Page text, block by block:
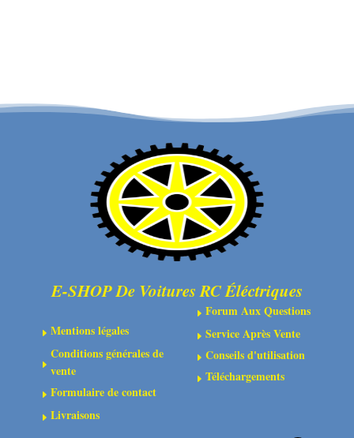
4x4
pour
carrosserie
échelle
1/10
noir
(4)
E-SHOP De Voitures RC Éléctriques
EMentions légales
E
Conditions générales de
vente
EFormulaire de contact
ELivraisons
E Forum Aux Questions
E Service Après Vente
E Conseils d'utilisation
E Téléchargements